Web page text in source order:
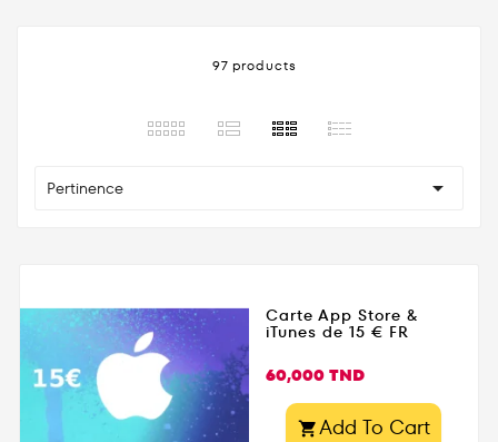
97 products
Pertinence 
Carte App Store &
iTunes de 15 € FR
Prix
60,000 TND
Add To Cart